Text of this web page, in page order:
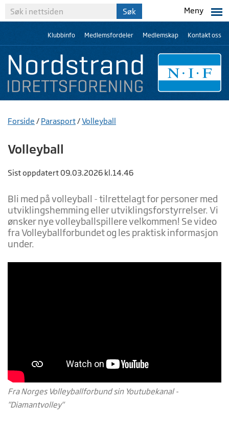
Meny
Klubbinfo Medlemsfordeler Medlemskap Kontakt oss
Forside / Parasport/Volleyball
Volleyball
Sist oppdatert 09.03.2026 kl.14.46
Bli med på volleyball - tilrettelagt for personer med
utviklingshemming eller utviklingsforstyrrelser. Vi
ønsker nye volleyballspillere velkommen! Se video
fra Volleyballforbundet og les praktisk informasjon
under.
Fra Norges Volleyballforbund sin Youtubekanal -
"Diamantvolley"